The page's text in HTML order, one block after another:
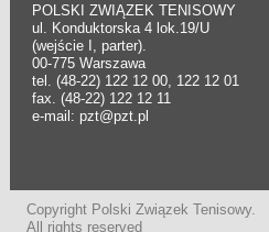
POLSKI ZWIĄZEK TENISOWY
ul. Konduktorska 4 lok.19/U
(wejście I, parter).
00-775 Warszawa
tel. (48-22) 122 12 00, 122 12 01
fax. (48-22) 122 12 11
e-mail: pzt@pzt.pl
Copyright Polski Związek Tenisowy.
All rights reserved